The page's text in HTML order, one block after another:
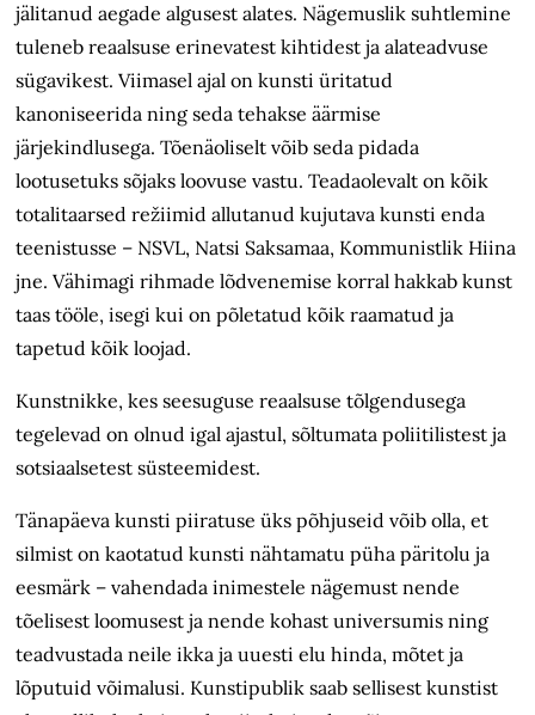
jälitanud aegade algusest alates. Nägemuslik suhtlemine
tuleneb reaalsuse erinevatest kihtidest ja alateadvuse
sügavikest. Viimasel ajal on kunsti üritatud
kanoniseerida ning seda tehakse äärmise
järjekindlusega. Tõenäoliselt võib seda pidada
lootusetuks sõjaks loovuse vastu. Teadaolevalt on kõik
totalitaarsed režiimid allutanud kujutava kunsti enda
teenistusse – NSVL, Natsi Saksamaa, Kommunistlik Hiina
jne. Vähimagi rihmade lõdvenemise korral hakkab kunst
taas tööle, isegi kui on põletatud kõik raamatud ja
tapetud kõik loojad.
Kunstnikke, kes seesuguse reaalsuse tõlgendusega
tegelevad on olnud igal ajastul, sõltumata poliitilistest ja
sotsiaalsetest süsteemidest.
Tänapäeva kunsti piiratuse üks põhjuseid võib olla, et
silmist on kaotatud kunsti nähtamatu püha päritolu ja
eesmärk – vahendada inimestele nägemust nende
tõelisest loomusest ja nende kohast universumis ning
teadvustada neile ikka ja uuesti elu hinda, mõtet ja
lõputuid võimalusi. Kunstipublik saab sellisest kunstist